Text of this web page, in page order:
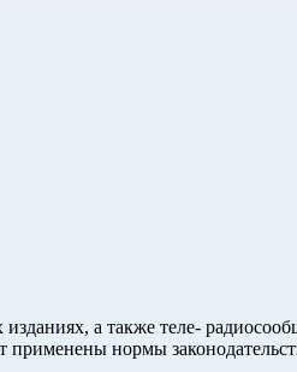
изданиях, а также теле-
применены нормы